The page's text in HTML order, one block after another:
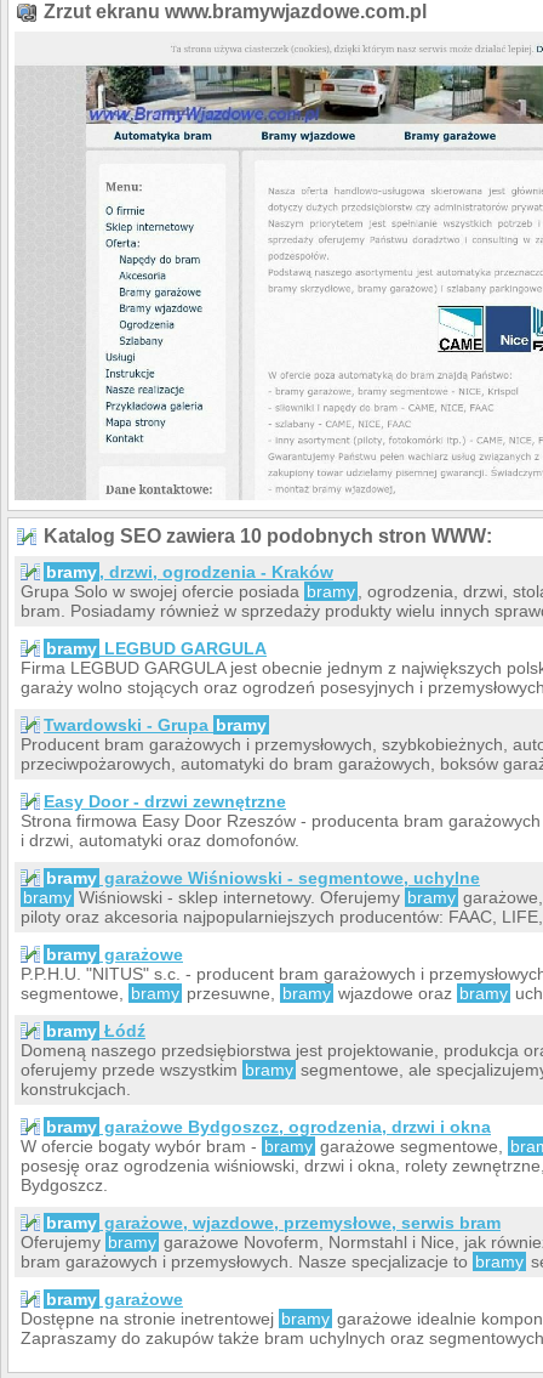
Zrzut ekranu www.bramywjazdowe.com.pl
Katalog SEO zawiera 10 podobnych stron WWW:
bramy, drzwi, ogrodzenia - Kraków
Grupa Solo w swojej ofercie posiada bramy
, ogrodzenia, drzwi,
bram. Posiadamy również w sprzedaży produkty wielu innych
bramy LEGBUD GARGULA
Firma LEGBUD GARGULA jest obecnie jednym z największych
garaży wolno stojących oraz ogrodzeń posesyjnych i
Twardowski - Grupa bramy
Producent bram garażowych i przemysłowych, szybkobieżnych,
przeciwpożarowych, automatyki do bram garażowych, boksów
Easy Door - drzwi zewnętrzne
Strona firmowa Easy Door Rzeszów - producenta bram
i drzwi, automatyki oraz domofonów.
bramy garażowe Wiśniowski - segmentowe, uchylne
bramy Wiśniowski - sklep internetowy. Oferujemy bramy
piloty oraz akcesoria najpopularniejszych producentów: FAAC,
bramy garażowe
P.P.H.U. "NITUS" s.c. - producent bram garażowych i
segmentowe,
bramy przesuwne, bramy wjazdowe oraz bramy
bramy Łódź
Domeną naszego przedsiębiorstwa jest projektowanie, produkcja
oferujemy przede wszystkim bramy segmentowe, ale
konstrukcjach.
bramy garażowe Bydgoszcz, ogrodzenia, drzwi i okna
W ofercie bogaty wybór bram - bramy garażowe segmentowe,
posesję oraz ogrodzenia wiśniowski, drzwi i okna, rolety
Bydgoszcz.
bramy garażowe, wjazdowe, przemysłowe, serwis bram
Oferujemy bramy garażowe Novoferm, Normstahl i Nice, jak
bram garażowych i przemysłowych. Nasze specjalizacje to bramy
bramy garażowe
Dostępne na stronie inetrentowej bramy garażowe idealnie
Zapraszamy do zakupów także bram uchylnych oraz